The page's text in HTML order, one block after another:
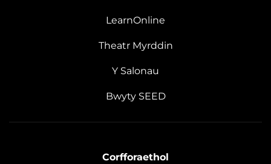
LearnOnline
Theatr Myrddin
Y Salonau
Bwyty SEED
Corfforaethol